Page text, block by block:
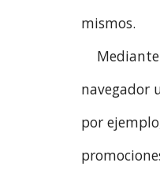
mismos.
navegador
por